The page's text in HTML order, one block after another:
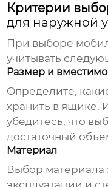
Критерии
для наружной
При выборе
учитывать
Размер и
Определите,
хранить в ящике.
убедитесь, что
достаточный
Материал
Выбор материала